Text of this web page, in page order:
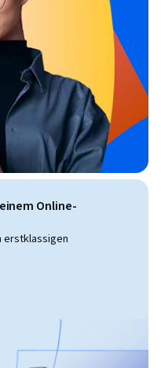
Online-
erstklassigen